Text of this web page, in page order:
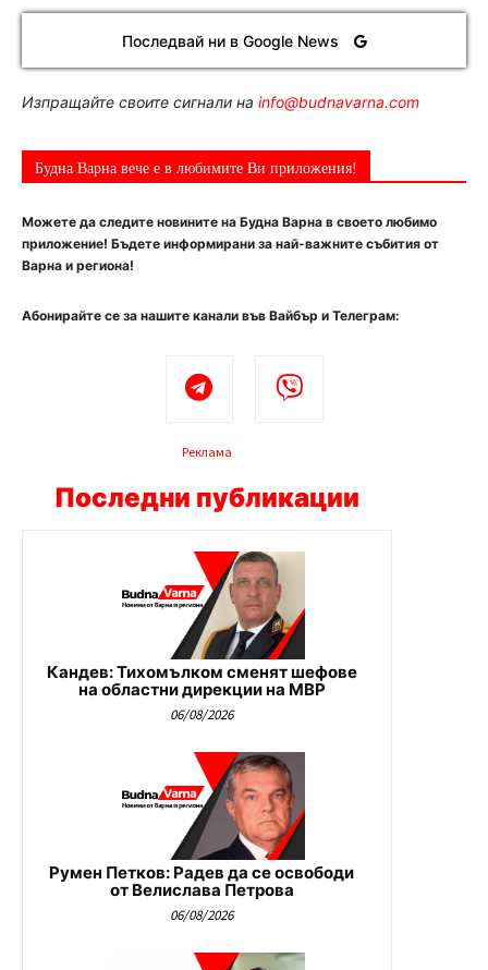
Последвай ни в Google News
Изпращайте своите сигнали на info@budnavarna.com
Будна Варна вече е в любимите Ви приложения!
Можете да следите новините на Будна Варна в своето любимо
приложение! Бъдете информирани за най-важните събития от
Варна и региона!
Абонирайте се за нашите канали във Вайбър и Телеграм:
Реклама
Последни публикации
Кандев: Тихомълком сменят шефове
на областни дирекции на МВР
06/08/2026
Румен Петков: Радев да се освободи
от Велислава Петрова
06/08/2026